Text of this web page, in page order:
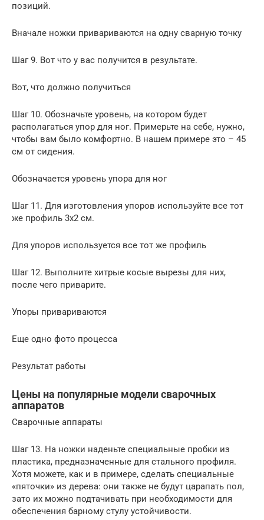
позиций.
Вначале ножки привариваются на одну сварную точку
Шаг 9. Вот что у вас получится в результате.
Вот, что должно получиться
Шаг 10. Обозначьте уровень, на котором будет
располагаться упор для ног. Примерьте на себе, нужно,
чтобы вам было комфортно. В нашем примере это – 45
см от сидения.
Обозначается уровень упора для ног
Шаг 11. Для изготовления упоров используйте все тот
же профиль 3х2 см.
Для упоров используется все тот же профиль
Шаг 12. Выполните хитрые косые вырезы для них,
после чего приварите.
Упоры привариваются
Еще одно фото процесса
Результат работы
Цены на популярные модели сварочных
аппаратов
Сварочные аппараты
Шаг 13. На ножки наденьте специальные пробки из
пластика, предназначенные для стального профиля.
Хотя можете, как и в примере, сделать специальные
«пяточки» из дерева: они также не будут царапать пол,
зато их можно подтачивать при необходимости для
обеспечения барному стулу устойчивости.